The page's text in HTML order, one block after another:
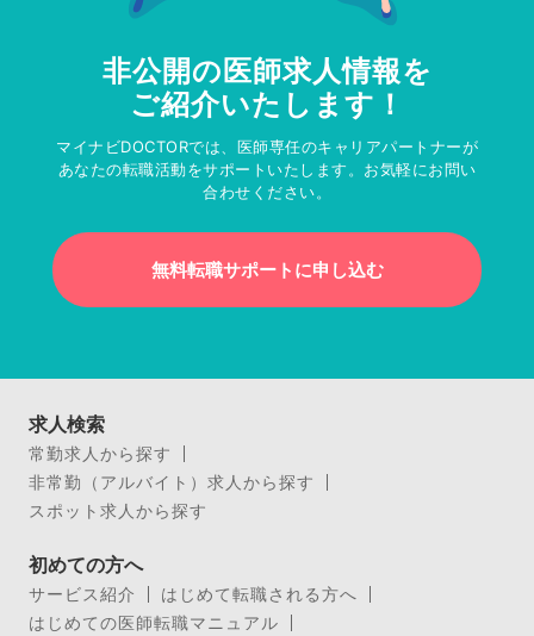
非公開の医師求人情報を
ご紹介いたします！
マイナビDOCTORでは、医師専任のキャリアパートナーが
あなたの転職活動をサポートいたします。お気軽にお問い
合わせください。
無料転職サポートに申し込む
求人検索
常勤求人から探す
非常勤（アルバイト）求人から探す
スポット求人から探す
初めての方へ
サービス紹介
はじめて転職される方へ
はじめての医師転職マニュアル